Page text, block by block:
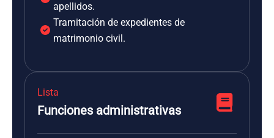
apellidos.
Tramitación de expedientes de
matrimonio civil.
Lista
Funciones administrativas